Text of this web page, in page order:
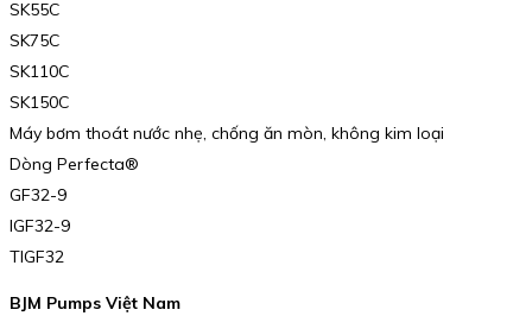
SK55C
SK75C
SK110C
SK150C
Máy bơm thoát nước nhẹ, chống ăn mòn, không kim loại
Dòng Perfecta®
GF32-9
IGF32-9
TIGF32
BJM Pumps Việt Nam